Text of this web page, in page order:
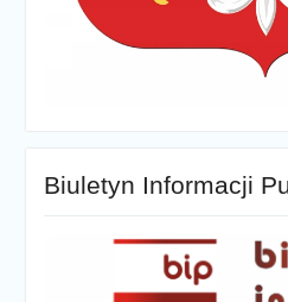
Biuletyn Informacji